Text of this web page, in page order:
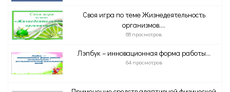
Своя игра по теме Жизнедеятельность
организмов....
88 просмотров
Лэпбук – инновационная форма работы...
64 просмотров